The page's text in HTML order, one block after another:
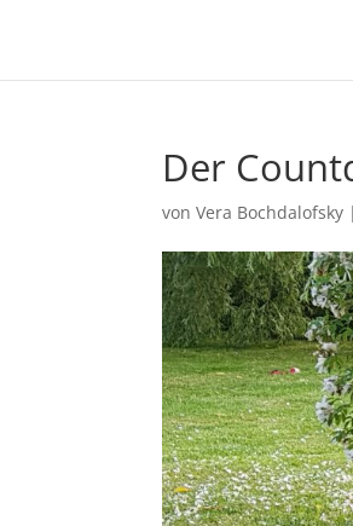
Der
vonVera Bochdalofsky